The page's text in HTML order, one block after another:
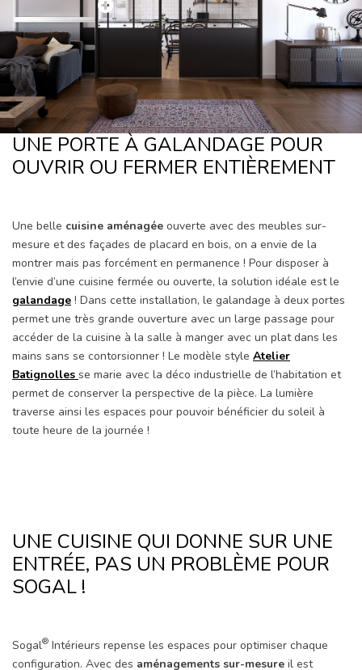
UNE PORTE À GALANDAGE POUR
OUVRIR OU FERMER ENTIÈREMENT
Une belle cuisine aménagée ouverte avec des meubles sur-
mesure et des façades de placard en bois, on a envie de la
montrer mais pas forcément en permanence ! Pour disposer à
l’envie d’une cuisine fermée ou ouverte, la solution idéale est le
galandage ! Dans cette installation, le galandage à deux portes
permet une très grande ouverture avec un large passage pour
accéder de la cuisine à la salle à manger avec un plat dans les
mains sans se contorsionner ! Le modèle style Atelier
Batignolles se marie avec la déco industrielle de l’habitation et
permet de conserver la perspective de la pièce. La lumière
traverse ainsi les espaces pour pouvoir bénéficier du soleil à
toute heure de la journée !
UNE CUISINE QUI DONNE SUR UNE
ENTRÉE, PAS UN PROBLÈME POUR
SOGAL !
Sogal® Intérieurs repense les espaces pour optimiser chaque
configuration. Avec des aménagements sur-mesure il est